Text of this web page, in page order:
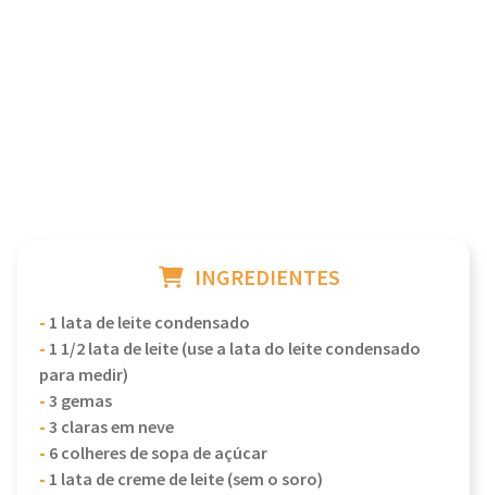
INGREDIENTES
- 1 lata de leite condensado
- 1 1/2 lata de leite (use a lata do leite condensado
para medir)
-3 gemas
-3 claras em neve
- 6 colheres de sopa de açúcar
- 1 lata de creme de leite (sem o soro)